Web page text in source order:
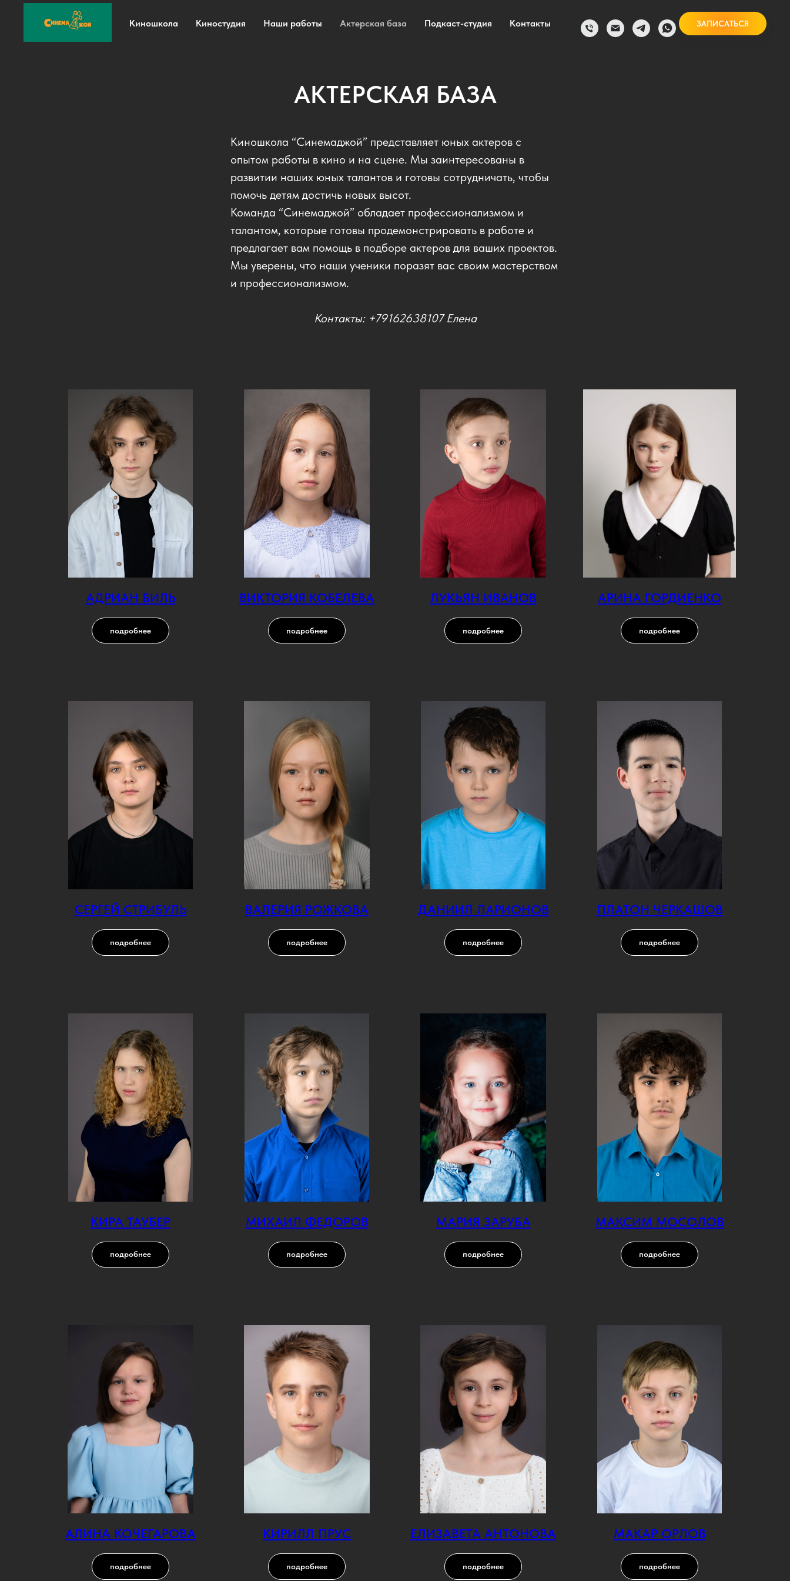
Киношкола Киностудия Наши работы Актерская база Подкаст-студия Контакты ЗАПИСАТЬСЯ
АКТЕРСКАЯ БАЗА
Киношкола “Синемаджой” представляет юных актеров с
опытом работы в кино и на сцене. Мы заинтересованы в
развитии наших юных талантов и готовы сотрудничать, чтобы
помочь детям достичь новых высот.
Команда “Синемаджой” обладает профессионализмом и
талантом, которые готовы продемонстрировать в работе и
предлагает вам помощь в подборе актеров для ваших проектов.
Мы уверены, что наши ученики поразят вас своим мастерством
и профессионализмом.
Контакты: +79162638107 Елена
АДРИАН БИЛЬ
подробнее
ВИКТОРИЯ КОБЕЛЕВА
подробнее
ЛУКЬЯН ИВАНОВ
подробнее
АРИНА ГОРДИЕНКО
подробнее
СЕРГЕЙ СТРИБУЛЬ
подробнее
ВАЛЕРИЯ РОЖКОВА
подробнее
ДАНИИЛ ЛАРИОНОВ
подробнее
ПЛАТОН ЧЕРКАШОВ
подробнее
КИРА ТАУБЕР
подробнее
МИХАИЛ ФЕДОРОВ
подробнее
МАРИЯ ЗАРУБА
подробнее
МАКСИМ МОСОЛОВ
подробнее
АЛИНА КОЧЕГАРОВА
подробнее
КИРИЛЛ ПРУС
подробнее
ЕЛИЗАВЕТА АНТОНОВА
подробнее
МАКАР ОРЛОВ
подробнее